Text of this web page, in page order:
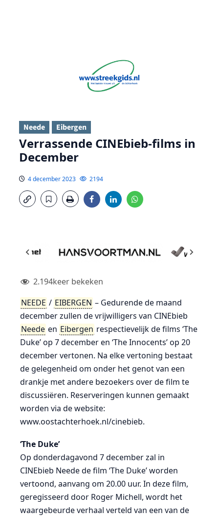
Neede Eibergen
Verrassende CINEbieb-films in
December
4 december 2023 2194
2.194keer bekeken
NEEDE / EIBERGEN – Gedurende de maand
december zullen de vrijwilligers van CINEbieb
Neede en Eibergen respectievelijk de films ‘The
Duke’ op 7 december en ‘The Innocents’ op 20
december vertonen. Na elke vertoning bestaat
de gelegenheid om onder het genot van een
drankje met andere bezoekers over de film te
discussiëren. Reserveringen kunnen gemaakt
worden via de website:
www.oostachterhoek.nl/cinebieb.
‘The Duke’
Op donderdagavond 7 december zal in
CINEbieb Neede de film ‘The Duke’ worden
vertoond, aanvang om 20.00 uur. In deze film,
geregisseerd door Roger Michell, wordt het
waargebeurde verhaal verteld van een van de